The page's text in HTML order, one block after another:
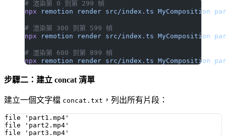
# 渲染第 0 到第 299 幀
npx remotion render src/index.ts MyComposition
# 渲染第 300 到第 599 幀
npx remotion render src/index.ts MyComposition
# 渲染第 600 到第 899 幀
npx remotion render src/index.ts MyComposition
步驟二：建立 concat 清單
建立一個文字檔 concat.txt ，列出所有片段：
file 'part1.mp4'
file 'part2.mp4'